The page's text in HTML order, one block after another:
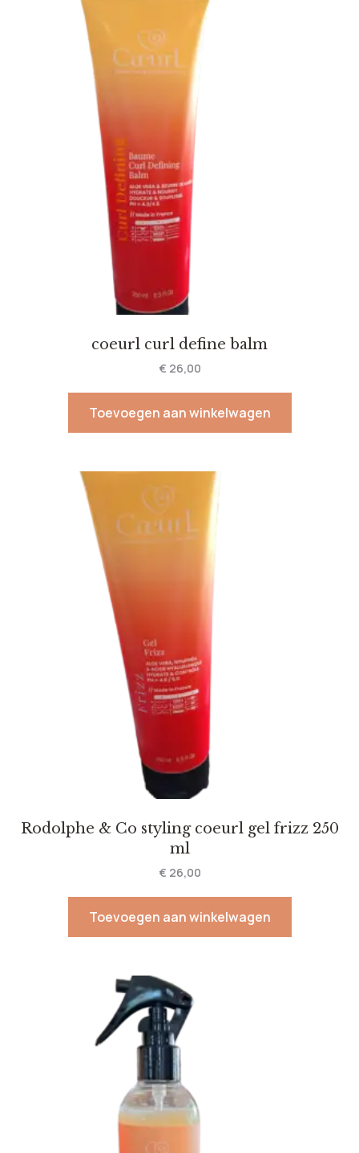
coeurl curl define balm
€ 26,00
Toevoegen aan winkelwagen
Rodolphe & Co styling coeurl gel frizz 250
ml
€ 26,00
Toevoegen aan winkelwagen